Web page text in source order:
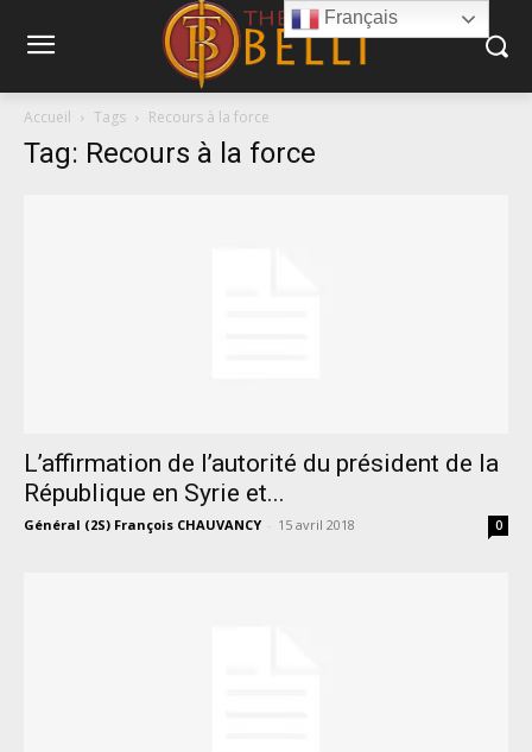
Accueil Tags Recours à la force
Tag: Recours à la force
L’affirmation de l’autorité du président de la
République en Syrie et...
Général (2S) François CHAUVANCY - 15 avril 2018 0
Français